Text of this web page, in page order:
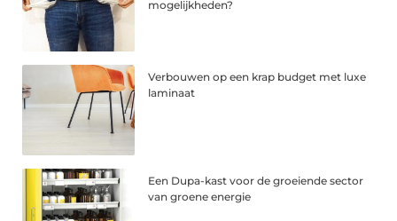
mogelijkheden?
Verbouwen op een krap budget met luxe
laminaat
Een Dupa-kast voor de groeiende sector
van groene energie